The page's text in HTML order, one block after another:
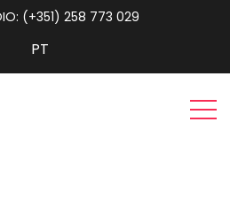
(+351) 258 773 029